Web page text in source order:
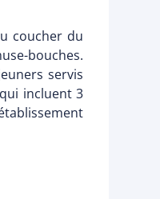
coucher du
bouches.
servis
incluent 3